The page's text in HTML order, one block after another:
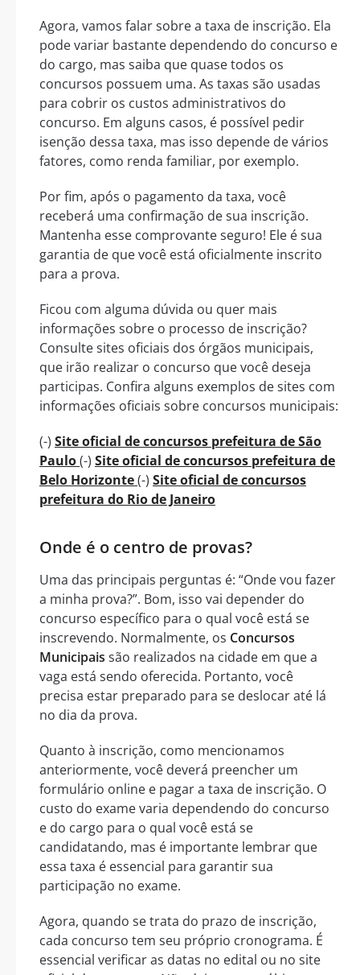
Agora, vamos falar sobre a taxa de inscrição. Ela
pode variar bastante dependendo do concurso e
do cargo, mas saiba que quase todos os
concursos possuem uma. As taxas são usadas
para cobrir os custos administrativos do
concurso. Em alguns casos, é possível pedir
isenção dessa taxa, mas isso depende de vários
fatores, como renda familiar, por exemplo.
Por fim, após o pagamento da taxa, você
receberá uma confirmação de sua inscrição.
Mantenha esse comprovante seguro! Ele é sua
garantia de que você está oficialmente inscrito
para a prova.
Ficou com alguma dúvida ou quer mais
informações sobre o processo de inscrição?
Consulte sites oficiais dos órgãos municipais,
que irão realizar o concurso que você deseja
participas. Confira alguns exemplos de sites com
informações oficiais sobre concursos municipais:
(-) Site oficial de concursos prefeitura de São
Paulo(-) Site oficial de concursos prefeitura de
Belo Horizonte(-) Site oficial de concursos
prefeitura do Rio de Janeiro
Onde é o centro de provas?
Uma das principais perguntas é: “Onde vou fazer
a minha prova?”. Bom, isso vai depender do
concurso específico para o qual você está se
inscrevendo. Normalmente, os Concursos
Municipais são realizados na cidade em que a
vaga está sendo oferecida. Portanto, você
precisa estar preparado para se deslocar até lá
no dia da prova.
Quanto à inscrição, como mencionamos
anteriormente, você deverá preencher um
formulário online e pagar a taxa de inscrição. O
custo do exame varia dependendo do concurso
e do cargo para o qual você está se
candidatando, mas é importante lembrar que
essa taxa é essencial para garantir sua
participação no exame.
Agora, quando se trata do prazo de inscrição,
cada concurso tem seu próprio cronograma. É
essencial verificar as datas no edital ou no site